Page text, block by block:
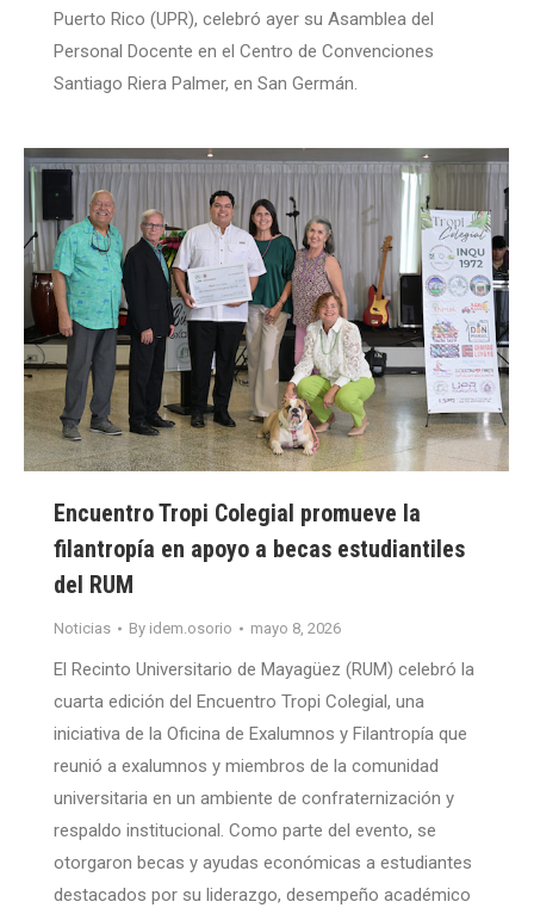
Puerto Rico (UPR), celebró ayer su Asamblea del
Personal Docente en el Centro de Convenciones
Santiago Riera Palmer, en San Germán.
Encuentro Tropi Colegial promueve la
filantropía en apoyo a becas estudiantiles
del RUM
Noticias By idem.osorio mayo 8, 2026
El Recinto Universitario de Mayagüez (RUM) celebró la
cuarta edición del Encuentro Tropi Colegial, una
iniciativa de la Oficina de Exalumnos y Filantropía que
reunió a exalumnos y miembros de la comunidad
universitaria en un ambiente de confraternización y
respaldo institucional. Como parte del evento, se
otorgaron becas y ayudas económicas a estudiantes
destacados por su liderazgo, desempeño académico